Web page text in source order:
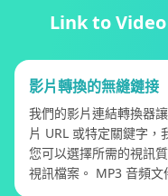
Link to
影片轉換的無縫鏈接
我們的影片連結轉換器
片 URL 或特定關鍵字，
您可以選擇所需的視訊
視訊檔案。 MP3 音頻文